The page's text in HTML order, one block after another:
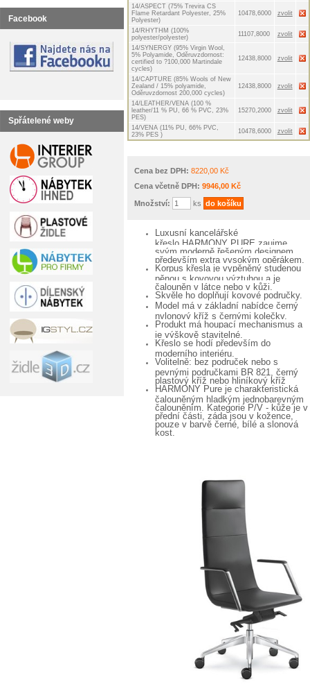
Facebook
Spřátelené weby
14/ASPECT (75% Trevira CS
Flame Retardant Polyester, 25%
Polyester)
10478,6000 zvolit
14/RHYTHM (100%
polyester/polyester)
11107,8000
zvolit
14/SYNERGY (95% Virgin Wool,
5% Polyamide, Oděruvzdornost:
certified to ?100,000 Martindale
cycles)
12438,8000 zvolit
14/CAPTURE (85% Wools of New
Zealand / 15% polyamide,
Oděruvzdornost 200,000 cycles)
12438,8000 zvolit
14/LEATHER/VENA (100 %
leather/11 % PU, 66 % PVC, 23%
PES)
15270,2000 zvolit
14/VENA (11% PU, 66% PVC,
23% PES )
10478,6000 zvolit
Cena bez DPH: 8220,00 Kč
Cena včetně DPH: 9946,00 Kč
Množství: ks
Luxusní kancelářské
křeslo HARMONY PURE zaujme
svým moderně řešeným designem,
především extra vysokým opěrákem.
Korpus křesla je vypěněný studenou
pěnou s kovovou výztuhou a je
čalouněn v látce nebo v kůži.
Skvěle ho doplňují kovové područky.
Model má v základní nabídce černý
nylonový kříž s černými kolečky.
Produkt má houpací mechanismus a
je výškově stavitelné.
Křeslo se hodí především do
moderního interiéru.
Volitelně: bez područek nebo s
pevnými područkami BR 821, černý
plastový kříž nebo hliníkový kříž
HARMONY Pure je charakteristická
čalouněným hladkým jednobarevným
čalouněním. Kategorie P/V - kůže je v
přední části, záda jsou v kožence,
pouze v barvě černé, bílé a slonová
kost.